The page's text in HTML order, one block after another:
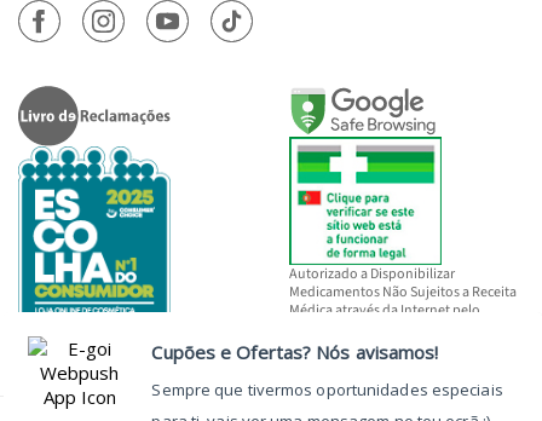
Autorizado a Disponibilizar
Medicamentos Não Sujeitos a Receita
Médica através da Internet pelo